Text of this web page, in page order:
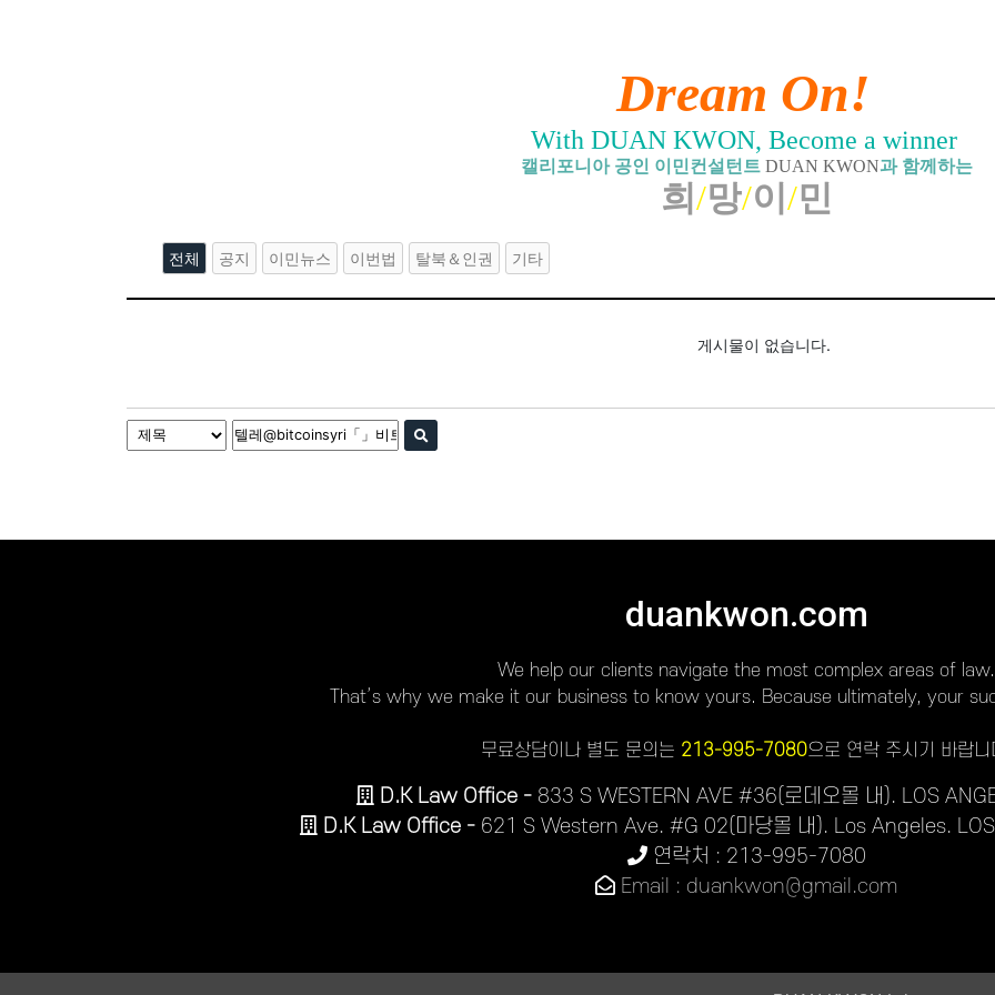
Dream On!
With DUAN KWON, Become a winner
캘리포니아 공인 이민컨설턴트 DUAN KWON과 함께하는
희 /망/이 /민
전체 공지 이민뉴스 이번법 탈북＆인권 기타
게시물이 없습니다.
duankwon.com
We help our clients navigate the most complex areas of law.
That’s why we make it our business to know yours. Because ultimately, your
무료상담이나 별도 문의는 213-995-7080으로 연락 주시기 바랍니
D.K Law Office - 833 S WESTERN AVE #36(로데오몰 내). LOS
D.K Law Office - 621 S Western Ave. #G 02(마당몰 내). Los Angeles.
연락처 : 213-995-7080
Email : duankwon@gmail.com